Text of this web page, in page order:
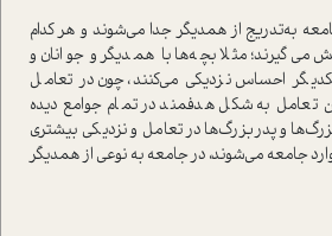
به‌تدريج از همديگر جدا مي‌شوند و هر كدام
مثلا بچه‌ها با همديگر و جوانان و
احساس نزديكي مي‌كنند، چون در تعامل
تعامل به شكل هدفمند در تمام جوامع ديده
و پدر‌بزرگ‌ها در تعامل و نزديكي بيشتري
جامعه مي‌شوند، در جامعه به نوعي از همديگر